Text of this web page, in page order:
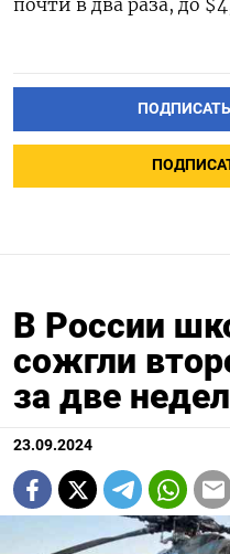
В России
сожгли
за две
23.09.2024